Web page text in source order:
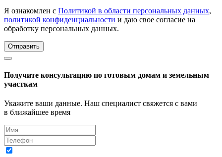
Я ознакомлен с Политикой в области персональных данных,
политикой конфиденциальности и даю свое согласие на
обработку персональных данных.
Отправить
Получите консультацию по готовым домам и земельным
участкам
Укажите ваши данные. Наш специалист свяжется с вами
в ближайшее время